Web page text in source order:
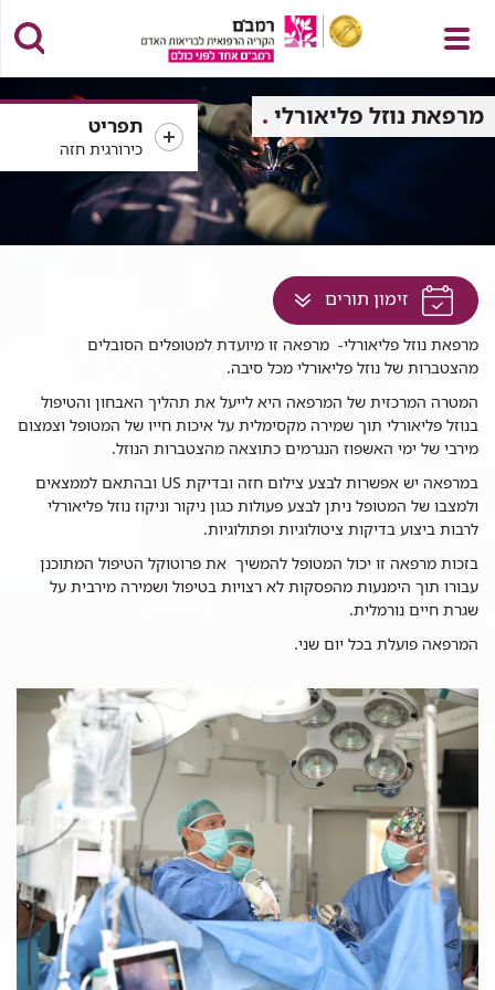
פתח
תפריט
תפריט
כירורגית חזה
מרפאת נוזל פליאורלי
זימון תוריםלחץ
למעבר
לתוכן
זה
בדף
מרפאת
נוזל
פליאורלי
מרפאת נוזל פליאורלי- מרפאה זו מיועדת למטופלים הסובלים
מהצטברות של נוזל פליאורלי מכל סיבה.
המטרה המרכזית של המרפאה היא לייעל את תהליך האבחון והטיפול
בנוזל פליאורלי תוך שמירה מקסימלית על איכות חייו של המטופל וצמצום
מירבי של ימי האשפוז הנגרמים כתוצאה מהצטברות הנוזל.
במרפאה יש אפשרות לבצע צילום חזה ובדיקת US ובהתאם לממצאים
ולמצבו של המטופל ניתן לבצע פעולות כגון ניקור וניקוז נוזל פליאורלי
לרבות ביצוע בדיקות ציטולוגיות ופתולוגיות.
בזכות מרפאה זו יכול המטופל להמשיך את פרוטוקל הטיפול המתוכנן
עבורו תוך הימנעות מהפסקות לא רצויות בטיפול ושמירה מירבית על
שגרת חיים נורמלית.
המרפאה פועלת בכל יום שני.